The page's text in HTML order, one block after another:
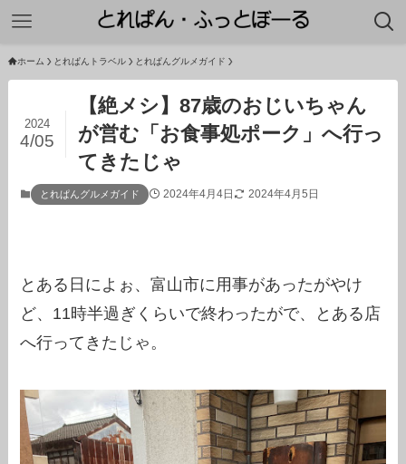
ホーム とれぱんトラベル とれぱんグルメガイド
【絶メシ】87歳のおじいちゃん
が営む「お食事処ポーク」へ行っ
てきたじゃ
2024
4/05
とれぱんグルメガイド 2024年4月4日 2024年4月5日
とある日によぉ、富山市に用事があったがやけ
ど、11時半過ぎくらいで終わったがで、とある店
へ行ってきたじゃ。